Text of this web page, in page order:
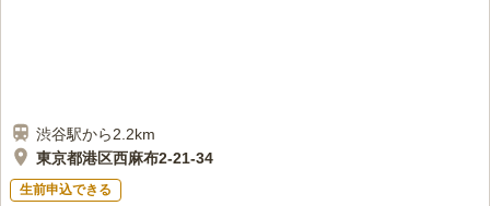
渋谷駅から2.2km
東京都港区西麻布2-21-34
生前申込できる